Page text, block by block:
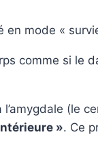
en mode «
comme si le
(le
». Ce